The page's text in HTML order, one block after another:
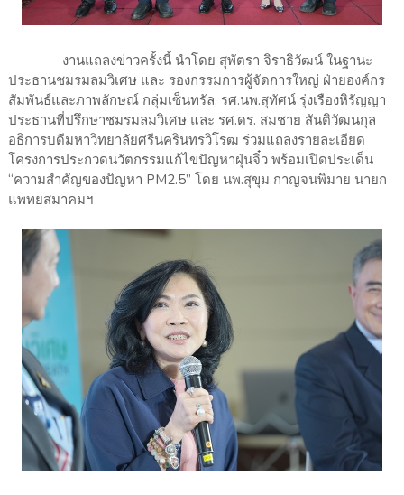
งานแถลงข่าวครั้งนี้ นำโดย สุพัตรา จิราธิวัฒน์ ในฐานะ
ประธานชมรมลมวิเศษ และ รองกรรมการผู้จัดการใหญ่ ฝ่ายองค์กร
สัมพันธ์และภาพลักษณ์ กลุ่มเซ็นทรัล, รศ.นพ.สุทัศน์ รุ่งเรืองหิรัญญา
ประธานที่ปรึกษาชมรมลมวิเศษ และ รศ.ดร. สมชาย สันติวัฒนกุล
อธิการบดีมหาวิทยาลัยศรีนครินทรวิโรฒ ร่วมแถลงรายละเอียด
โครงการประกวดนวัตกรรมแก้ไขปัญหาฝุ่นจิ๋ว พร้อมเปิดประเด็น
“ความสำคัญของปัญหา PM2.5” โดย นพ.สุขุม กาญจนพิมาย นายก
แพทยสมาคมฯ